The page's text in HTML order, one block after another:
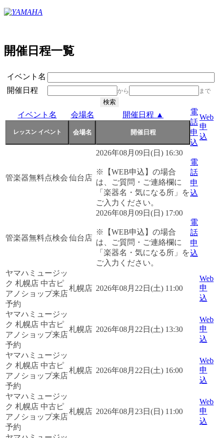
開催日程一覧
イベント名
開催日程
から まで
イベント名 会場名 開催日程 ▲
電
話
申
込
Web
申
込
管楽器無料点検会仙台店
2026年08月09日(日) 16:30
※【WEB申込】の場合
は、ご質問・ご連絡欄に
「楽器名・気になる所」を
ご入力ください。
電
話
申
込
管楽器無料点検会仙台店
2026年08月09日(日) 17:00
※【WEB申込】の場合
は、ご質問・ご連絡欄に
「楽器名・気になる所」を
ご入力ください。
電
話
申
込
ヤマハミュージッ
ク 札幌店 中古ピ
アノショップ来店
予約
札幌店 2026年08月22日(土) 11:00
Web
申
込
ヤマハミュージッ
ク 札幌店 中古ピ
アノショップ来店
予約
札幌店 2026年08月22日(土) 13:30
Web
申
込
ヤマハミュージッ
ク 札幌店 中古ピ
アノショップ来店
予約
札幌店 2026年08月22日(土) 16:00
Web
申
込
ヤマハミュージッ
ク 札幌店 中古ピ
アノショップ来店
予約
札幌店 2026年08月23日(日) 11:00
Web
申
込